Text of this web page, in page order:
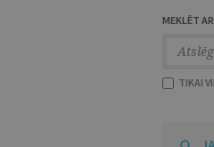
MEKLĒT
TIKAI